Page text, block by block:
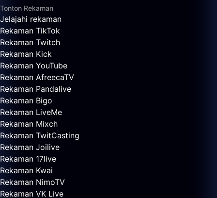
Tonton Rekaman
Jelajahi rekaman
Rekaman TikTok
Rekaman Twitch
Rekaman Kick
Rekaman YouTube
Rekaman AfreecaTV
Rekaman Pandalive
Rekaman Bigo
Rekaman LiveMe
Rekaman Mixch
Rekaman TwitCasting
Rekaman Joilive
Rekaman 17live
Rekaman Kwai
Rekaman NimoTV
Rekaman VK Live